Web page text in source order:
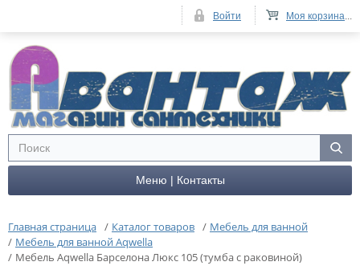
Меню | Контакты
Главная страница / Каталог товаров / Мебель для ванной
/ Мебель для ванной Aqwella
/ Мебель Aqwella Барселона Люкс 105 (тумба с раковиной)
Моя корзина...
Войти